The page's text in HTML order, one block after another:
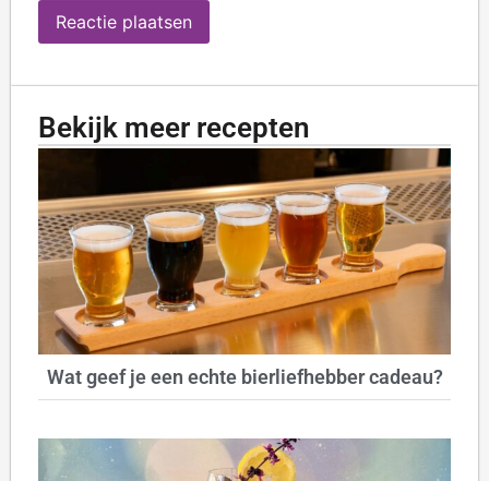
Bekijk meer recepten
Wat geef je een echte bierliefhebber cadeau?